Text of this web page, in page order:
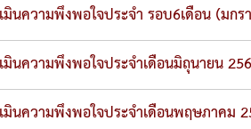
พัฒนา
นความพึงพอใจประจำ รอบ6เดือน (มก
นความพึงพอใจประจำเดือนมิถุนายน
นความพึงพอใจประจำเดือนพฤษภาคม